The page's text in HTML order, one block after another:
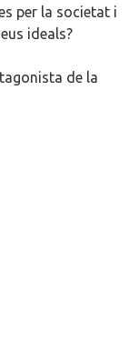
per la societat i
ideals?
de la